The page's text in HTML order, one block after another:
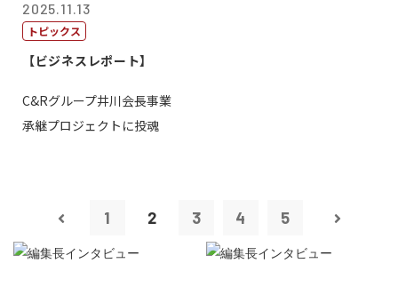
2025.11.13
トピックス
【ビジネスレポート】
C&Rグループ井川会長事業
承継プロジェクトに投魂
1 2 3 4 5